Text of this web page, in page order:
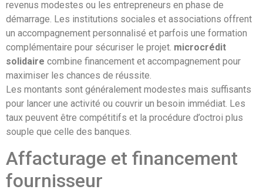
revenus modestes ou les entrepreneurs en phase de
démarrage. Les institutions sociales et associations offrent
un accompagnement personnalisé et parfois une formation
complémentaire pour sécuriser le projet. microcrédit
solidaire combine financement et accompagnement pour
maximiser les chances de réussite.
Les montants sont généralement modestes mais suffisants
pour lancer une activité ou couvrir un besoin immédiat. Les
taux peuvent être compétitifs et la procédure d’octroi plus
souple que celle des banques.
Affacturage et financement
fournisseur